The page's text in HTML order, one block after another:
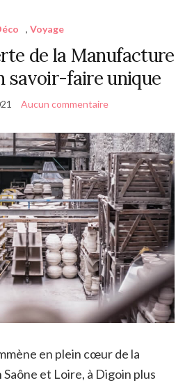
, Voyage
de la Manufacture
savoir-faire unique
Aucun commentaire
en plein cœur de la
et Loire, à Digoin plus